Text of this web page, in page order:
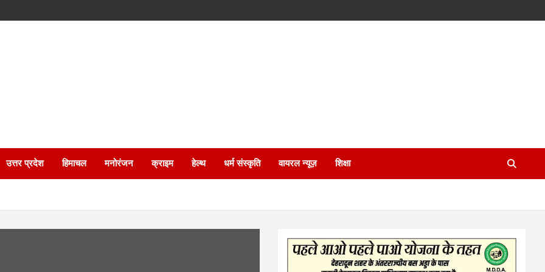
उत्तर प्रदेश हिमाचल मनोरंजन क्राइम हेल्थ धर्म संस्कृति वायरल न्यूज़ शिक्षा